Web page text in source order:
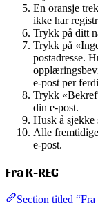
En oransje
ikke har
Trykk på ditt
Trykk på
postadresse.
e-post per
Trykk
din e-post.
Husk å sjekke
Alle
e-post.
Fra K-REG
Section titled